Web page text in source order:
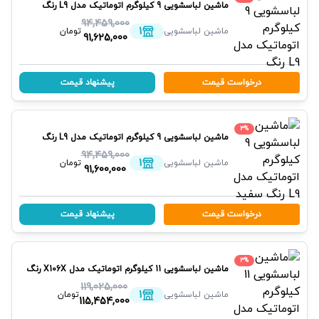
ماشین لباسشویی 9 کیلوگرم اتوماتیک مدل L9 رنگ
ماشین لباسشویی 1
94,459,000
91,625,000 تومان
درخواست قیمت پیشنهاد قیمت
3%
ماشین لباسشویی 9 کیلوگرم اتوماتیک مدل L9 رنگ
ماشین لباسشویی 1
94,459,000
91,600,000 تومان
درخواست قیمت پیشنهاد قیمت
3%
ماشین لباسشویی 11 کیلوگرم اتوماتیک مدل X106X رنگ
ماشین لباسشویی 1
119,025,000
115,454,000تومان